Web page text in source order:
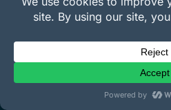
vindeți
Alăturați-vă peste 50.000
magazine inteligente și
ușor mod de a vinde